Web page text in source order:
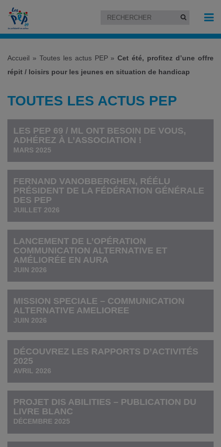
Accueil » Toutes les actus PEP»Cet été, profitez d’une offre
répit / loisirs pour les jeunes en situation de handicap
TOUTES LES ACTUS PEP
LES PEP 69 / ML ONT BESOIN DE VOUS,
ADHÉREZ À L’ASSOCIATION !
MARS 2025
FERNAND VANOBBERGHEN, RÉÉLU
PRÉSIDENT DE LA FÉDÉRATION GÉNÉRALE
DES PEP
JUILLET 2026
LANCEMENT DE L’OPÉRATION
COMMUNICATION ALTERNATIVE ET
AMÉLIORÉE EN AURA
JUIN 2026
MISSION SPECIALE – COMMUNICATION
ALTERNATIVE AMELIOREE
JUIN 2026
DÉCOUVREZ LES RAPPORTS D’ACTIVITÉS
2025
AVRIL 2026
PROJET DIS ABILITIES – PUBLICATION DU
LIVRE BLANC
DÉCEMBRE 2025